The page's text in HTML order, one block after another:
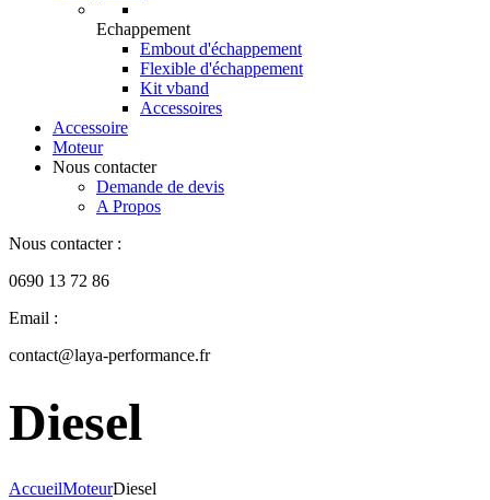
Echappement
Embout d'échappement
Flexible d'échappement
Kit vband
Accessoires
Accessoire
Moteur
Nous contacter
Demande de devis
A Propos
Nous contacter :
0690 13 72 86
Email :
contact@laya-performance.fr
Diesel
AccueilMoteurDiesel